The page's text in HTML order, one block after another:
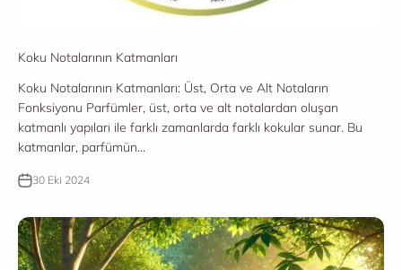
Koku Notalarının Katmanları
Koku Notalarının Katmanları: Üst, Orta ve Alt Notaların
Fonksiyonu Parfümler, üst, orta ve alt notalardan oluşan
katmanlı yapıları ile farklı zamanlarda farklı kokular sunar. Bu
katmanlar, parfümün...
30 Eki 2024